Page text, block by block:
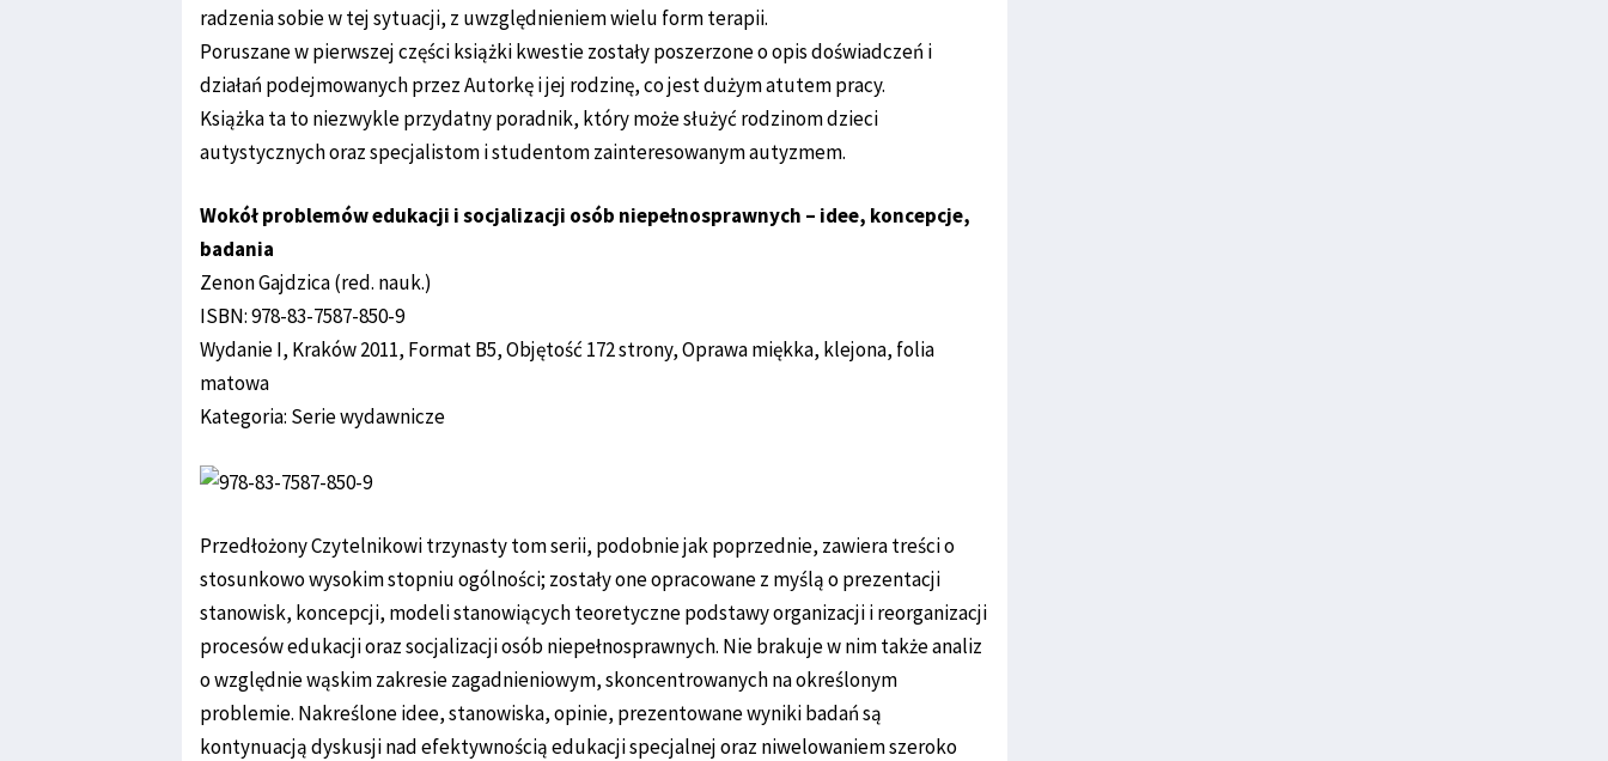
radzenia sobie w tej sytuacji, z uwzględnieniem wielu form terapii.
Poruszane w pierwszej części książki kwestie zostały poszerzone o opis doświadczeń i
działań podejmowanych przez Autorkę i jej rodzinę, co jest dużym atutem pracy.
Książka ta to niezwykle przydatny poradnik, który może służyć rodzinom dzieci
autystycznych oraz specjalistom i studentom zainteresowanym autyzmem.
Wokół problemów edukacji i socjalizacji osób niepełnosprawnych – idee, koncepcje,
badania
Zenon Gajdzica (red. nauk.)
ISBN: 978-83-7587-850-9
Wydanie I, Kraków 2011, Format B5, Objętość 172 strony, Oprawa miękka, klejona, folia
matowa
Kategoria: Serie wydawnicze
Przedłożony Czytelnikowi trzynasty tom serii, podobnie jak poprzednie, zawiera treści o
stosunkowo wysokim stopniu ogólności; zostały one opracowane z myślą o prezentacji
stanowisk, koncepcji, modeli stanowiących teoretyczne podstawy organizacji i reorganizacji
procesów edukacji oraz socjalizacji osób niepełnosprawnych. Nie brakuje w nim także analiz
o względnie wąskim zakresie zagadnieniowym, skoncentrowanych na określonym
problemie. Nakreślone idee, stanowiska, opinie, prezentowane wyniki badań są
kontynuacją dyskusji nad efektywnością edukacji specjalnej oraz niwelowaniem szeroko